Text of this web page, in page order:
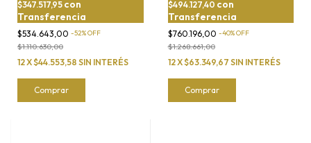
$534.643,00 -52%OFF
$1.110.630,00
$347.517,95 con
Transferencia
12X$44.553,58 SIN INTERÉS
Comprar
$760.196,00 -40%OFF
$1.268.661,00
$494.127,40 con
Transferencia
12X$63.349,67 SIN INTERÉS
Comprar